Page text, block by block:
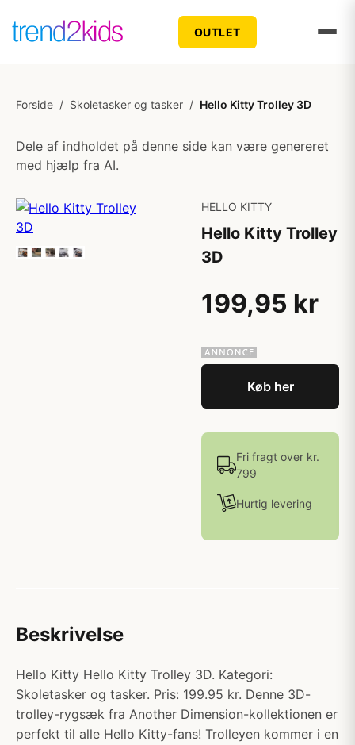
OUTLET
Forside / Skoletasker og tasker / Hello Kitty Trolley 3D
Dele af indholdet på denne side kan være genereret
med hjælp fra AI.
HELLO KITTY
Hello Kitty Trolley
3D
199,95 kr
Køb her
Fri fragt over kr.
799
Hurtig levering
Beskrivelse
Hello Kitty Hello Kitty Trolley 3D. Kategori:
Skoletasker og tasker. Pris: 199.95 kr. Denne 3D-
trolley-rygsæk fra Another Dimension-kollektionen er
perfekt til alle Hello Kitty-fans! Trolleyen kommer i en